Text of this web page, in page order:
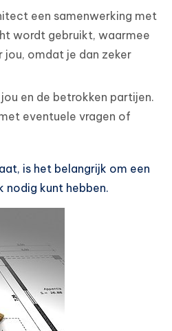
een samenwerking met
wordt gebruikt, waarmee
omdat je dan zeker
en de betrokken partijen.
eventuele vragen of
is het belangrijk om een
nodig kunt hebben.